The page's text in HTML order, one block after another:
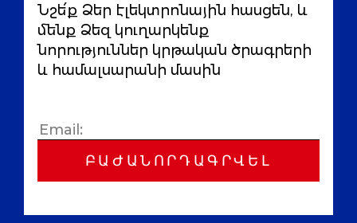
Նշե՛ք Ձեր էլեկտրոնային հասցեն, և
մենք Ձեզ կուղարկենք
նորություններ կրթական ծրագրերի
և համալսարանի մասին
ԲԱԺԱՆՈՐԴԱԳՐՎԵԼ